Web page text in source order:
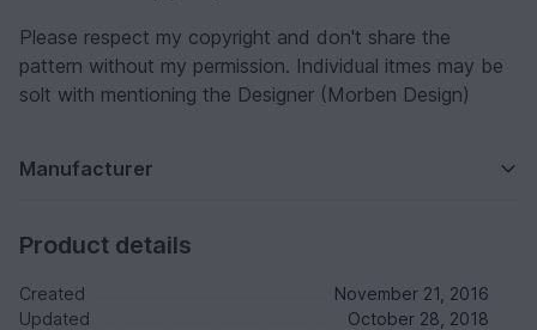
Please respect my copyright and don't share the
pattern without my permission. Individual itmes may be
solt with mentioning the Designer (Morben Design)
Manufacturer
Product details
Created
November 21, 2016
Updated
October 28, 2018